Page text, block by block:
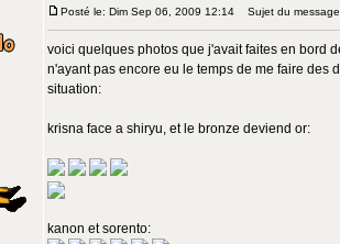
Posté le: Dim Sep 06, 2009 12:14 Sujet du
voici quelques photos que j'avait faites en bord
n'ayant pas encore eu le temps de me faire des
situation:
krisna face a shiryu, et le bronze deviend or:
kanon et sorento: